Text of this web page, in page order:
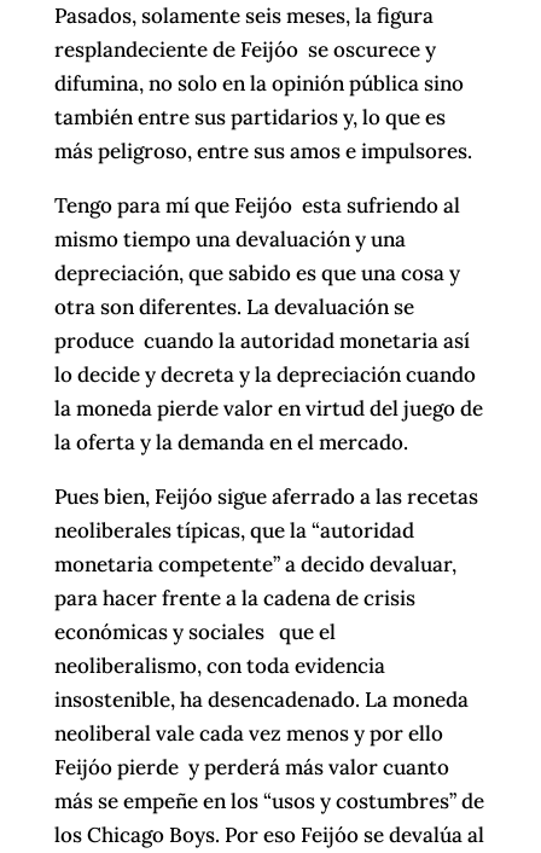
Pasados, solamente seis meses, la figura
resplandeciente de Feijóo se oscurece y
difumina, no solo en la opinión pública sino
también entre sus partidarios y, lo que es
más peligroso, entre sus amos e impulsores.
Tengo para mí que Feijóo esta sufriendo al
mismo tiempo una devaluación y una
depreciación, que sabido es que una cosa y
otra son diferentes. La devaluación se
produce cuando la autoridad monetaria así
lo decide y decreta y la depreciación cuando
la moneda pierde valor en virtud del juego de
la oferta y la demanda en el mercado.
Pues bien, Feijóo sigue aferrado a las recetas
neoliberales típicas, que la “autoridad
monetaria competente” a decido devaluar,
para hacer frente a la cadena de crisis
económicas y sociales que el
neoliberalismo, con toda evidencia
insostenible, ha desencadenado. La moneda
neoliberal vale cada vez menos y por ello
Feijóo pierde y perderá más valor cuanto
más se empeñe en los “usos y costumbres” de
los Chicago Boys. Por eso Feijóo se devalúa al